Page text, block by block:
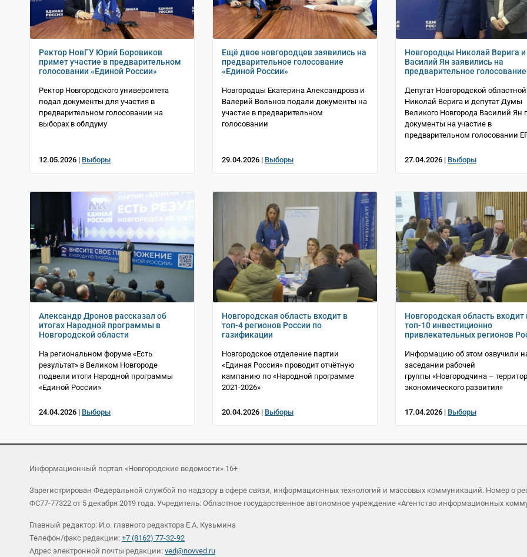
Ректор НовГУ Юрий Боровиков
примет участие в предварительном
голосовании «Единой России»
Ректор Новгородского университета
подал документы для участия в
предварительном голосовании на
выборах в облдуму
12.05.2026 | Выборы
Ещё двое новгородцев заявились на
предварительное голосование
«Единой России»
Новгородцы Екатерина Александрова и
Валерий Вольнов подали документы на
участие в предварительном
голосовании
29.04.2026 | Выборы
Новгородцы Николай Верига и
Василий Ян заявились на
предварительное голосование
Депутат Новгородской
Николай Верига и депутат Думы
Великого Новгорода Василий Ян
документы на участие в
предварительном голосовании
27.04.2026 | Выборы
Александр Дронов рассказал об
итогах Народной программы в
Новгородской области
На региональном форуме «Есть
результат» в Великом Новгороде
подвели итоги Народной программы
«Единой России»
24.04.2026 | Выборы
Новгородская область входит в
топ-4 регионов России по
газификации
Новгородское отделение партии
«Единая Россия» проводит отчётную
кампанию по «Народной программе
2021-2026»
20.04.2026 | Выборы
Новгородская область входит
топ-10 инвестиционно
привлекательных регионов
Информацию об этом озвучили
заседании рабочей
группы «Новгородчина –
экономического развития»
17.04.2026 | Выборы
Информационный портал «Новгородские ведомости» 16+
Зарегистрирован Федеральной службой по надзору в сфере связи, информационных технологий и массовых коммуникаций. Номер о
ФС77-77322 от 5 декабря 2019 года. Учредитель: Областное государственное автономное учреждение «Агентство информационных
Главный редактор: И.о. главного редактора Е.А. Кузьмина
Телефон/факс редакции: +7 (8162) 77-32-92
Адрес электронной почты редакции: ved@novved.ru